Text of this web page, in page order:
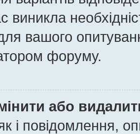
для вашого
форуму.
або
і повідомлення,